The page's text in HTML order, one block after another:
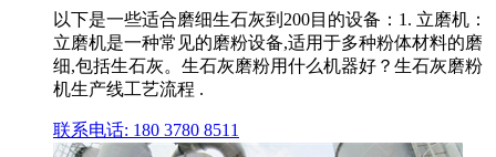
以下是一些适合磨细生石灰到200目的设备：1. 立磨机：
立磨机是一种常见的磨粉设备,适用于多种粉体材料的磨
细,包括生石灰。生石灰磨粉用什么机器好？生石灰磨粉
机生产线工艺流程 .
联系电话: 180 3780 8511